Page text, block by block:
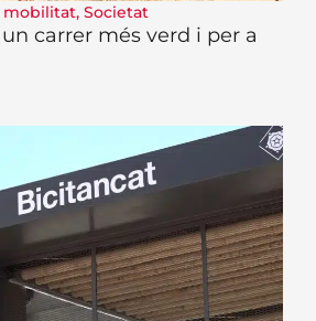
mobilitat, Societat
carrer més verd i per a